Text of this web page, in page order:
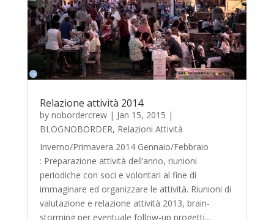
Relazione attività 2014
by nobordercrew| Jan 15, 2015 |
BLOGNOBORDER, Relazioni Attività
Inverno/Primavera 2014 Gennaio/Febbraio
: Preparazione attività dell’anno, riunioni
periodiche con soci e volontari al fine di
immaginare ed organizzare le attività. Riunioni di
valutazione e relazione attività 2013, brain-
storming per eventuale follow-up progetti...